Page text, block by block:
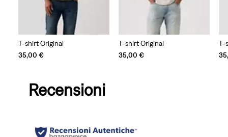
T-shirt Original
35,00 €
T-shirt Original
35,00 €
T-
Recensioni